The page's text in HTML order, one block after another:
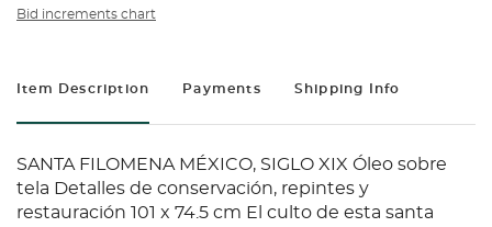
Bid increments chart
Item Description Payments Shipping Info
SANTA FILOMENA MÉXICO, SIGLO XIX Óleo sobre
tela Detalles de conservación, repintes y
restauración 101 x 74.5 cm El culto de esta santa